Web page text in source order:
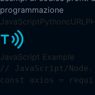
programmazione
JavaScriptPythoncURL
JavaScript Example
// JavaScript/
const axios =